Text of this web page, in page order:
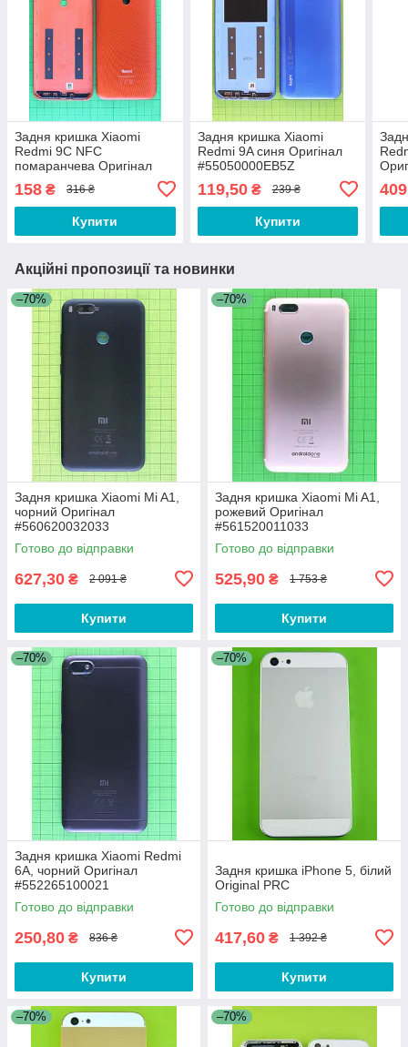
Задня кришка Xiaomi
Redmi 9C NFC
помаранчева Оригінал
158 ₴ 316 ₴
Купити
Задня кришка Xiaomi
Redmi 9A синя Оригінал
#55050000EB5Z
119,50₴ 239 ₴
Купити
409
Акційні пропозиції та новинки
–70%
Задня кришка Xiaomi Mi A1,
чорний Оригінал
#560620032033
Готово до відправки
627,30 ₴ 2 091 ₴
Купити
–70%
Задня кришка Xiaomi Mi A1,
рожевий Оригінал
#561520011033
Готово до відправки
525,90 ₴ 1 753 ₴
Купити
–70%
Задня кришка Xiaomi Redmi
6A, чорний Оригінал
#552265100021
Готово до відправки
250,80 ₴ 836 ₴
Купити
–70%
Задня кришка iPhone 5, білий
Original PRC
Готово до відправки
417,60 ₴ 1 392 ₴
Купити
–70% –70%